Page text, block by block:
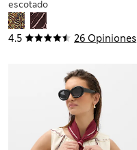
4.5 26 Opiniones
escotado
estampado con
control de abdomen